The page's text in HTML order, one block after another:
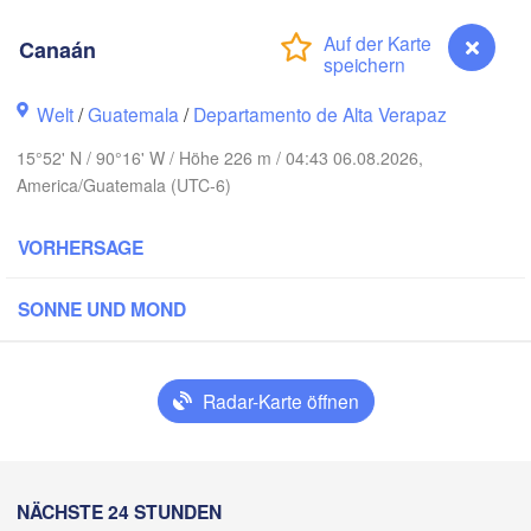
Canaán
Welt/Guatemala /Departamento de Alta Verapaz
15°52' N / 90°16' W / Höhe 226 m / 04:43 06.08.2026,
America/Guatemala (UTC-6)
VORHERSAGE
SONNE UND MOND
Radar-Karte öffnen
NÄCHSTE 24 STUNDEN